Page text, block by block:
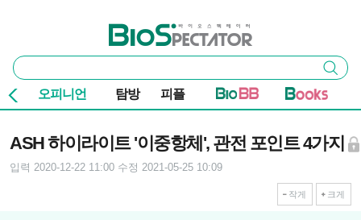
바이오스펙테이터
통
합
검
색
검색
오피니언 탐방 피플
ASH 하이라이트 '이중항체', 관전 포인트 4가지
입력 2020-12-22 11:00 수정 2021-05-25 10:09
작게 크게